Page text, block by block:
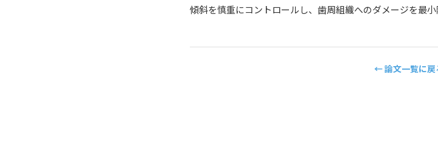
傾斜を慎重にコントロールし、歯周組織へのダメージを最小
← 論文一覧に戻